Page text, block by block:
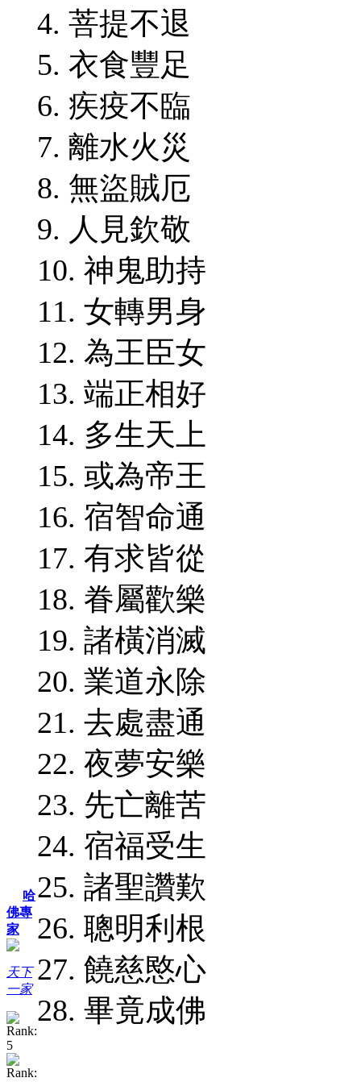
哈
佛專
家
天下
一家
4. 菩提不退
5. 衣食豐足
6. 疾疫不臨
7. 離水火災
8. 無盜賊厄
9. 人見欽敬
10. 神鬼助持
11. 女轉男身
12. 為王臣女
13. 端正相好
14. 多生天上
15. 或為帝王
16. 宿智命通
17. 有求皆從
18. 眷屬歡樂
19. 諸橫消滅
20. 業道永除
21. 去處盡通
22. 夜夢安樂
23. 先亡離苦
24. 宿福受生
25. 諸聖讚歎
26. 聰明利根
27. 饒慈愍心
28. 畢竟成佛